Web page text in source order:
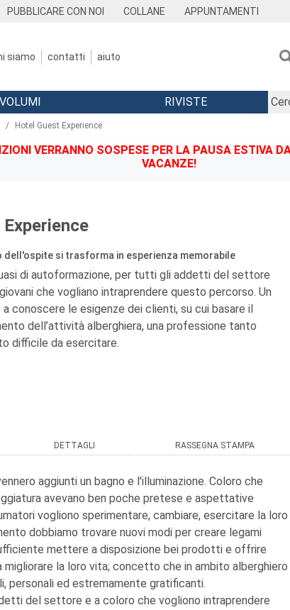
PUBBLICARE CON NOI COLLANE APPUNTAMENTI
siamo contatti aiuto
VOLUMI RIVISTE
Hotel Guest Experience
VERRANNO SOSPESE PER LA PAUSA ESTIVA
VACANZE!
dell'ospite si trasforma in esperienza memorabile
di autoformazione, per tutti gli addetti del settore
che vogliano intraprendere questo percorso. Un
conoscere le esigenze dei clienti, su cui basare il
dell’attività alberghiera, una professione tanto
difficile da esercitare.
DETTAGLI RASSEGNA STAMPA
aggiunti un bagno e l'illuminazione. Coloro che
avevano ben poche pretese e aspettative
vogliono sperimentare, cambiare, esercitare la loro
dobbiamo trovare nuovi modi per creare legami
mettere a disposizione bei prodotti e offrire
la loro vita; concetto che in ambito alberghiero
personali ed estremamente gratificanti.
del settore e a coloro che vogliono intraprendere